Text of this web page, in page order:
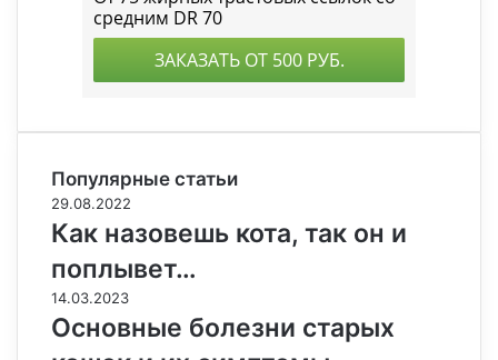
Популярные статьи
29.08.2022
Как назовешь кота, так он и
поплывет…
14.03.2023
Основные болезни старых